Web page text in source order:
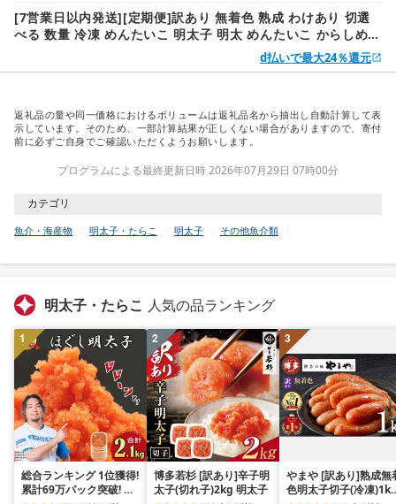
[7営業日以内発送][定期便]訳あり 無着色 熟成 わけあり 切選
べる 数量 冷凍 めんたいこ 明太子 明太 めんたいこ からしめん
たいこ 辛子明太子 明太子 チューブ ふるさと納税明太子 明太
子 メンタイコ 明太 menntaiko めんたい 小分け 海鮮 ご飯の
d払いで最大24％還元
返礼品の量や同一価格におけるボリュームは返礼品名から抽出し自動計算して表
示しています。そのため、一部計算結果が正しくない場合がありますので、寄付
前に必ずご自身でご確認いただくようお願いします。
プログラムによる最終更新日時 2026年07月29日 07時00分
カテゴリ
魚介・海産物 明太子・たらこ 明太子 その他魚介類
明太子・たらこ 人気の品ランキング
1
総合ランキング 1位獲得!
累計69万パック突破! 明
2
博多若杉 [訳あり]辛子明
太子(切れ子)2kg 明太子
3
やまや [訳あり]熟成無
色明太子切子(冷凍